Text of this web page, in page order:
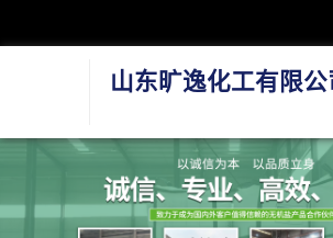
山东旷逸化工有限公
硫酸镁系列
氯化镁系列